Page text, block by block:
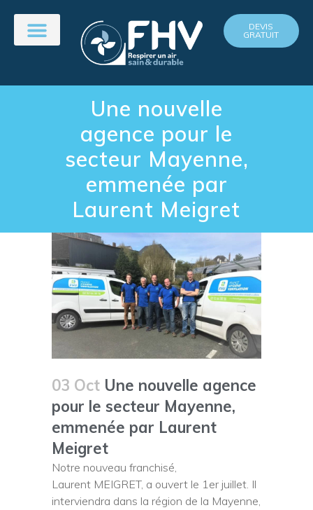
DEVIS
GRATUIT
Une nouvelle
agence pour le
secteur Mayenne,
emmenée par
Laurent Meigret
03 Oct Une nouvelle agence
pour le secteur Mayenne,
emmenée par Laurent
Meigret
Notre nouveau franchisé,
Laurent MEIGRET, a ouvert le 1er juillet. Il
interviendra dans la région de la Mayenne,